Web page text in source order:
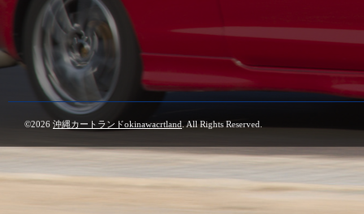
©2026 沖縄カートランドokinawacrtland . All Rights Reserved.